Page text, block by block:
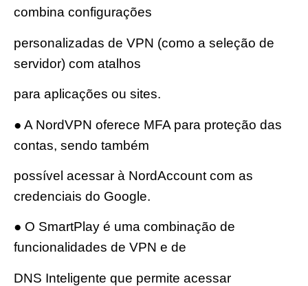
combina configurações
personalizadas de VPN (como a seleção de
servidor) com atalhos
para aplicações ou sites.
● A NordVPN oferece MFA para proteção das
contas, sendo também
possível acessar à NordAccount com as
credenciais do Google.
● O SmartPlay é uma combinação de
funcionalidades de VPN e de
DNS Inteligente que permite acessar